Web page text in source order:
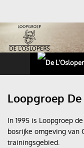
Trainingen
Loopgroep
In 1995 is Loopgroep
bosrijke omgeving van
trainingsgebied.